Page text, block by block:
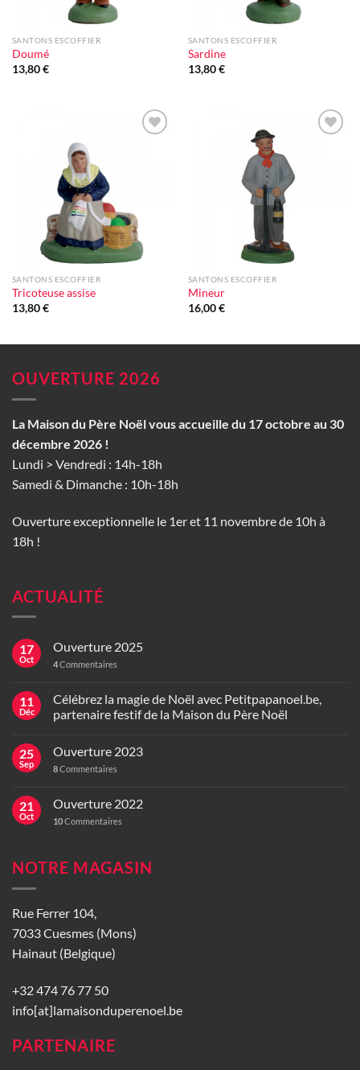
SANTONS ESCOFFIER
Doumé
13,80€
SANTONS ESCOFFIER
Sardine
13,80€
SANTONS ESCOFFIER
Tricoteuse assise
13,80€
SANTONS ESCOFFIER
Mineur
16,00€
OUVERTURE 2026
La Maison du Père Noël vous accueille du 17 octobre au 30
décembre 2026 !
Lundi > Vendredi : 14h-18h
Samedi & Dimanche : 10h-18h
Ouverture exceptionnelle le 1er et 11 novembre de 10h à
18h !
ACTUALITÉ
17
Oct
Ouverture 2025
4Commentaires
11
Déc
Célébrez la magie de Noël avec Petitpapanoel.be,
partenaire festif de la Maison du Père Noël
25
Sep
Ouverture 2023
8Commentaires
21
Oct
Ouverture 2022
10Commentaires
NOTRE MAGASIN
Rue Ferrer 104,
7033 Cuesmes (Mons)
Hainaut (Belgique)
+32 474 76 77 50
info[at]lamaisonduperenoel.be
PARTENAIRE